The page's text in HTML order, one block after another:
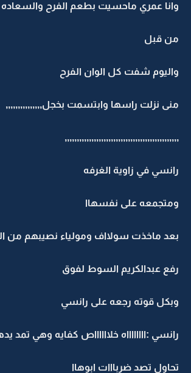
وانا عمري ماحسيت بطعم الفرح والسعاده
من قبل
واليوم شفت كل الوان الفرح
منى نزلت راسها وابتسمت بخجل,,,,,,,,,,,,,,,
,,,,,,,,,,,,,,,,,,,,,,,,,,,,,,,,,,,,,,,,,,,,,,,
رانسي في زاوية الغرفه
ومتجمعه على نفسهاا
بعد ماخذت سولااف ومولياء نصيبهم من
رفع عبدالكريم السوط لفوق
وبكل قوته رجعه على رانسي
رانسي :ااااااااه خلااااااص كفايه وهي تمد
تحاول تصد ضربااات ابوهاا